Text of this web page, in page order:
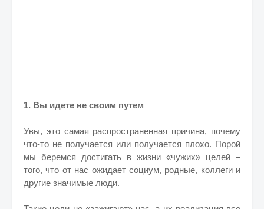
1. Вы идете не своим путем
Увы, это самая распространенная причина, почему
что-то не получается или получается плохо. Порой
мы беремся достигать в жизни «чужих» целей –
того, что от нас ожидает социум, родные, коллеги и
другие значимые люди.